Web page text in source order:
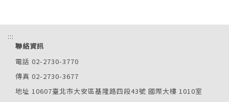
:::
聯絡資訊
電話 02-2730-3770
傳真 02-2730-3677
地址 10607臺北市大安區基隆路四段43號 國際大樓 1010室